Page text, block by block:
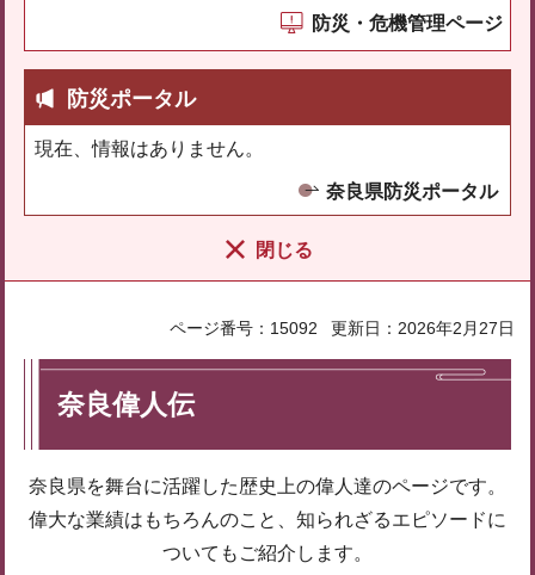
防災・危機管理ページ
防災ポータル
現在、情報はありません。
奈良県防災ポータル
閉じる
ページ番号：15092 更新日：2026年2月27日
奈良偉人伝
奈良県を舞台に活躍した歴史上の偉人達のページです。
偉大な業績はもちろんのこと、知られざるエピソードに
ついてもご紹介します。